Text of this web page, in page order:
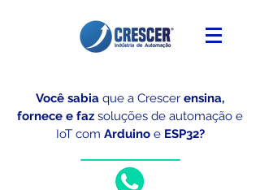
Você sabia que a Crescer ensina,
fornece e faz soluções de automação e
IoT com Arduino e ESP32?